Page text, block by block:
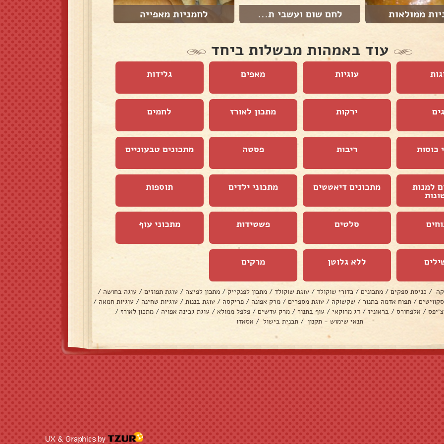
ממולאות לחם שום ועשבי ת... לחמניות מאפייה
עוד באמהות מבשלות ביחד
עוגיות מאפים גלידות
ירקות מתכון לאורז לחמים
כוסות ריבות פסטה מתכונים טבעוניים
למנות מתכונים דיאטטים מתכוני ילדים תוספות
סלטים פשטידות מתכוני עוף
ללא גלוטן מרקים
/ כניסת ספקים / מתכונים / כדורי שוקולד / עוגת שוקולד / מתכון לפנקייק / מתכון לפיצה / עוגת תפוזים / עוגה בחושה /
/ תפוח אדמה בתנור / שקשוקה / עוגת מספרים / מרק אפונה / פריקסה / עוגת בננות / עוגיות טחינה / עוגיות חמאה /
/ אלפחורס / בראוניז / דג מרוקאי / עוף בתנור / מרק עדשים / פלפל ממולא / עוגת גבינה אפויה / מתכון לאורז /
תנאי שימוש - תקנון / תכנית בישול / אסאדו